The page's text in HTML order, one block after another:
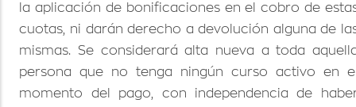
la aplicación de bonificaciones en el cobro de
cuotas, ni darán derecho a devolución alguna de
mismas. Se considerará alta nueva a toda
persona que no tenga ningún curso activo en
momento del pago, con independencia de